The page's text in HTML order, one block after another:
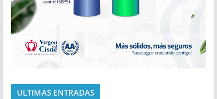
ULTIMAS ENTRADAS